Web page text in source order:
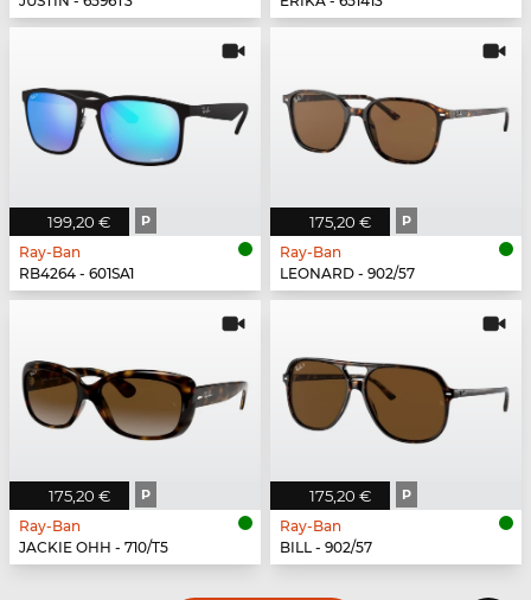
199,20 € P
Ray-Ban
RB4264 - 601SA1
175,20 € P
Ray-Ban
LEONARD - 902/57
175,20 € P
Ray-Ban
JACKIE OHH - 710/T5
175,20 € P
Ray-Ban
BILL - 902/57